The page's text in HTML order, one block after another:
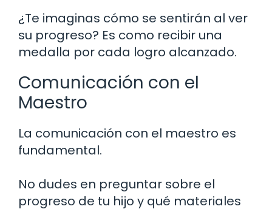
¿Te imaginas cómo se sentirán al ver
su progreso? Es como recibir una
medalla por cada logro alcanzado.
Comunicación con el
Maestro
La comunicación con el maestro es
fundamental.
No dudes en preguntar sobre el
progreso de tu hijo y qué materiales